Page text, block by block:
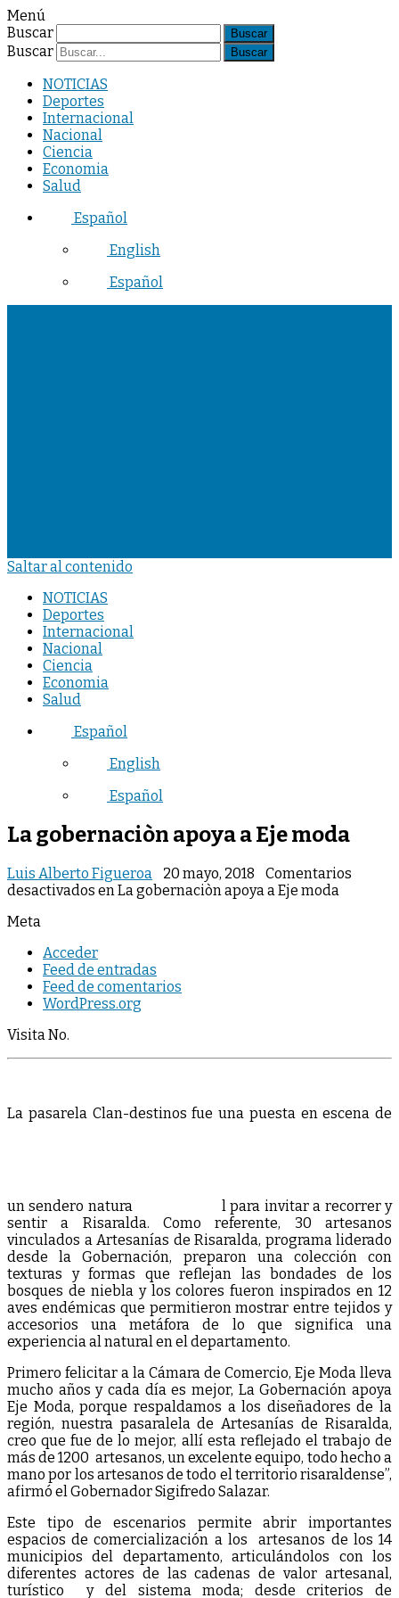
Menú
Buscar
Buscar
NOTICIAS
Deportes
Internacional
Nacional
Ciencia
Economia
Salud
Español
English
Español
Saltar al contenido
NOTICIAS
Deportes
Internacional
Nacional
Ciencia
Economia
Salud
Español
English
Español
La gobernaciòn apoya a Eje moda
Luis Alberto Figueroa 20 mayo, 2018
Comentarios
desactivados en La gobernaciòn apoya a Eje moda
Meta
Acceder
Feed de entradas
Feed de comentarios
WordPress.org
Visita No.
La pasarela Clan-destinos fue una puesta en escena de
un sendero natura
l para invitar a recorrer y
sentir a Risaralda. Como referente, 30 artesanos
vinculados a Artesanías de Risaralda, programa liderado
desde la Gobernación, preparon una colección con
texturas y formas que reflejan las bondades de los
bosques de niebla y los colores fueron inspirados en 12
aves endémicas que permitieron mostrar entre tejidos y
accesorios una metáfora de lo que significa una
experiencia al natural en el departamento.
Primero felicitar a la Cámara de Comercio, Eje Moda lleva
mucho años y cada día es mejor, La Gobernación apoya
Eje Moda, porque respaldamos a los diseñadores de la
región, nuestra pasaralela de Artesanías de Risaralda,
creo que fue de lo mejor, allí esta reflejado el trabajo de
más de 1200 artesanos, un excelente equipo, todo hecho a
mano por los artesanos de todo el territorio risaraldense”,
afirmó el Gobernador Sigifredo Salazar.
Este tipo de escenarios permite abrir importantes
espacios de comercialización a los artesanos de los 14
municipios del departamento, articulándolos con los
diferentes actores de las cadenas de valor artesanal,
turístico y del sistema moda; desde criterios de